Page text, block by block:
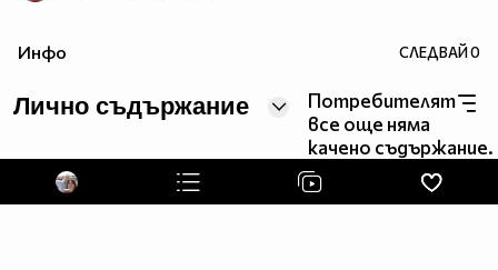
Инфо СЛЕДВАЙ0
Лично съдържание
Потребителят
все още няма
качено съдържание.